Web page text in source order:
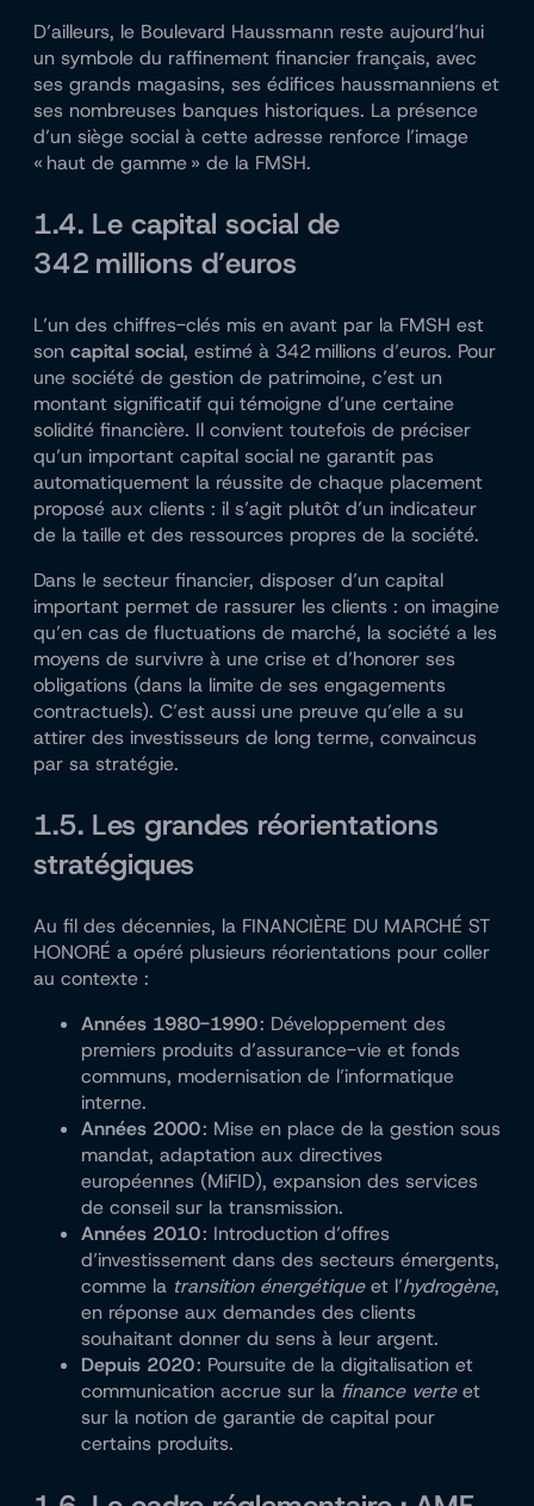
D’ailleurs, le Boulevard Haussmann reste aujourd’hui
un symbole du raffinement financier français, avec
ses grands magasins, ses édifices haussmanniens et
ses nombreuses banques historiques. La présence
d’un siège social à cette adresse renforce l’image
« haut de gamme » de la FMSH.
1.4. Le capital social de
342 millions d’euros
L’un des chiffres-clés mis en avant par la FMSH est
son capital social, estimé à 342 millions d’euros. Pour
une société de gestion de patrimoine, c’est un
montant significatif qui témoigne d’une certaine
solidité financière. Il convient toutefois de préciser
qu’un important capital social ne garantit pas
automatiquement la réussite de chaque placement
proposé aux clients : il s’agit plutôt d’un indicateur
de la taille et des ressources propres de la société.
Dans le secteur financier, disposer d’un capital
important permet de rassurer les clients : on imagine
qu’en cas de fluctuations de marché, la société a les
moyens de survivre à une crise et d’honorer ses
obligations (dans la limite de ses engagements
contractuels). C’est aussi une preuve qu’elle a su
attirer des investisseurs de long terme, convaincus
par sa stratégie.
1.5. Les grandes réorientations
stratégiques
Au fil des décennies, la FINANCIÈRE DU MARCHÉ ST
HONORÉ a opéré plusieurs réorientations pour coller
au contexte :
Années 1980-1990: Développement des
premiers produits d’assurance-vie et fonds
communs, modernisation de l’informatique
interne.
Années 2000: Mise en place de la gestion sous
mandat, adaptation aux directives
européennes (MiFID), expansion des services
de conseil sur la transmission.
Années 2010: Introduction d’offres
d’investissement dans des secteurs émergents,
comme la transition énergétiqueet l’hydrogène,
en réponse aux demandes des clients
souhaitant donner du sens à leur argent.
Depuis 2020: Poursuite de la digitalisation et
communication accrue sur la finance verteet
sur la notion de garantie de capital pour
certains produits.